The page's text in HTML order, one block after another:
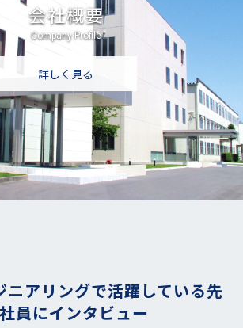
会社概要
Company Profile
詳しく見る
ニアリングで活躍している先
員にインタビュー